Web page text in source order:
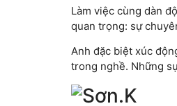
Làm việc cùng dàn
quan trọng: sự
Anh đặc biệt xúc
trong nghề. Những